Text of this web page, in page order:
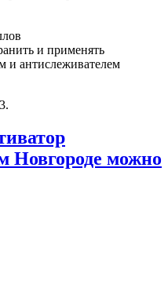
и применять
и антислеживателем
можно